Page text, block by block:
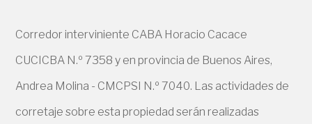
Corredor interviniente CABA Horacio Cacace
CUCICBA N.º 7358 y en provincia de Buenos Aires,
Andrea Molina - CMCPSI N.º 7040. Las actividades de
corretaje sobre esta propiedad serán realizadas